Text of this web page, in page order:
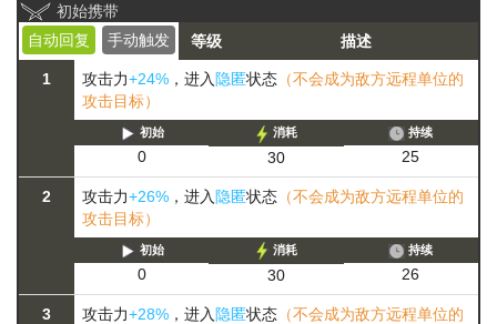
初始携带
自动回复
手动触发 等级 描述
1 攻击力+24% ，进入 隐匿状态 （不会成为敌方远程单位的
攻击目标）
初始
0
消耗
30
持续
25
2 攻击力+26% ，进入 隐匿状态 （不会成为敌方远程单位的
攻击目标）
初始
0
消耗
30
持续
26
3 攻击力+28% ，进入 隐匿状态 （不会成为敌方远程单位的